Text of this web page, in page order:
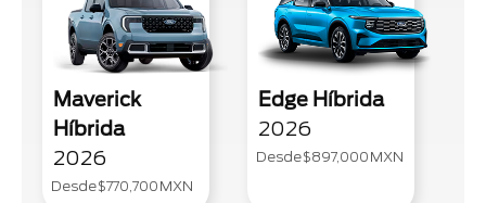
Maverick
Híbrida
2026
Desde$770,700 MXN
Edge Híbrida
2026
Desde$897,000 MXN